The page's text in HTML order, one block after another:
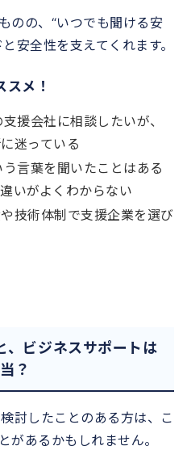
のの、“いつでも聞ける安
安全性を支えてくれます。
スメ！
援会社に相談したいが、
迷っている
う言葉を聞いたことはある
いがよくわからない
技術体制で支援企業を選び
、ビジネスサポートは
？
討したことのある方は、こ
があるかもしれません。